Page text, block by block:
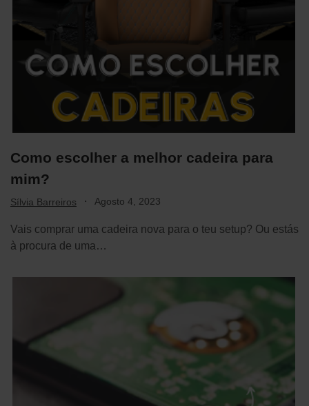
Como escolher a melhor cadeira para
mim?
Sílvia Barreiros · Agosto 4, 2023
Vais comprar uma cadeira nova para o teu setup? Ou estás
à procura de uma…